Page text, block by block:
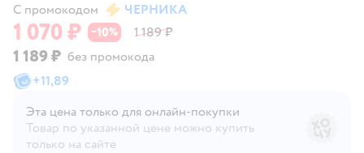
С промокодом ЧЕРНИКА
1 070 ₽ −10% 1 189 ₽
1 189 ₽ без промокода
+11,89
Эта цена только для онлайн‑покупки
Товар по указанной цене можно купить
только на сайте